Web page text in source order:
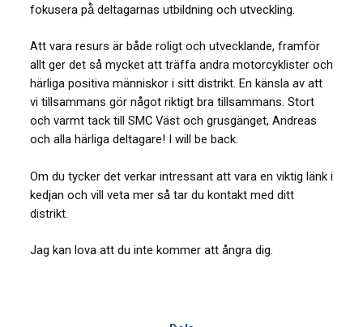
fokusera på̊ deltagarnas utbildning och utveckling.
Att vara resurs är både roligt och utvecklande, framför
allt ger det så mycket att träffa andra motorcyklister och
härliga positiva människor i sitt distrikt. En känsla av att
vi tillsammans gör något riktigt bra tillsammans. Stort
och varmt tack till SMC Väst och grusgänget, Andreas
och alla härliga deltagare! I will be back.
Om du tycker det verkar intressant att vara en viktig länk i
kedjan och vill veta mer så tar du kontakt med ditt
distrikt.
Jag kan lova att du inte kommer att ångra dig.